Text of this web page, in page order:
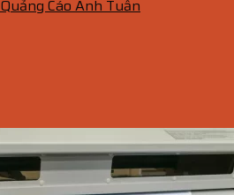
Cáo Anh Tuấn